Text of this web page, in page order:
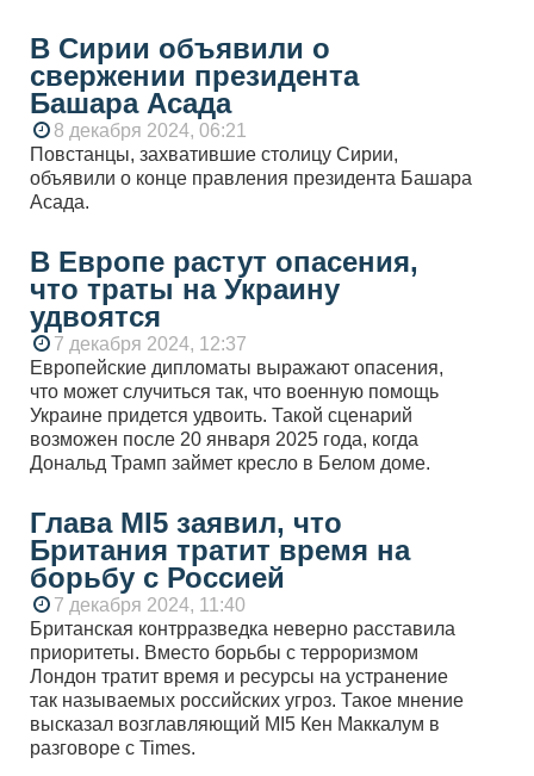
В Сирии объявили о
свержении президента
Башара Асада
8 декабря 2024, 06:21
Повстанцы, захватившие столицу Сирии,
объявили о конце правления президента Башара
Асада.
В Европе растут опасения,
что траты на Украину
удвоятся
7 декабря 2024, 12:37
Европейские дипломаты выражают опасения,
что может случиться так, что военную помощь
Украине придется удвоить. Такой сценарий
возможен после 20 января 2025 года, когда
Дональд Трамп займет кресло в Белом доме.
Глава MI5 заявил, что
Британия тратит время на
борьбу с Россией
7 декабря 2024, 11:40
Британская контрразведка неверно расставила
приоритеты. Вместо борьбы с терроризмом
Лондон тратит время и ресурсы на устранение
так называемых российских угроз. Такое мнение
высказал возглавляющий MI5 Кен Маккалум в
разговоре с Times.